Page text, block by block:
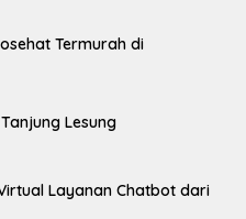
Termurah di
Lesung
Layanan Chatbot dari